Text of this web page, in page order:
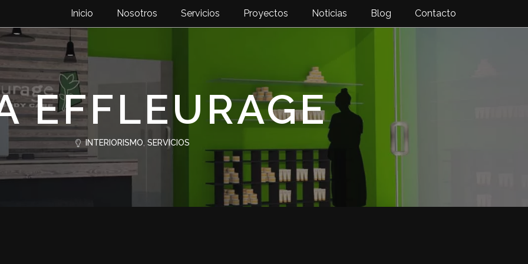
Inicio Nosotros Servicios Proyectos Noticias Blog Contacto
EFFLEURAGE
INTERIORISMO SERVICIOS